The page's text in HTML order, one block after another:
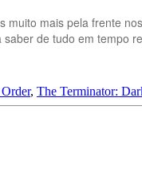
mais pela frente
de tudo em tempo
, The Terminator: